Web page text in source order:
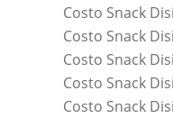
Costo Snack
Costo Snack
Costo Snack
Costo Snack